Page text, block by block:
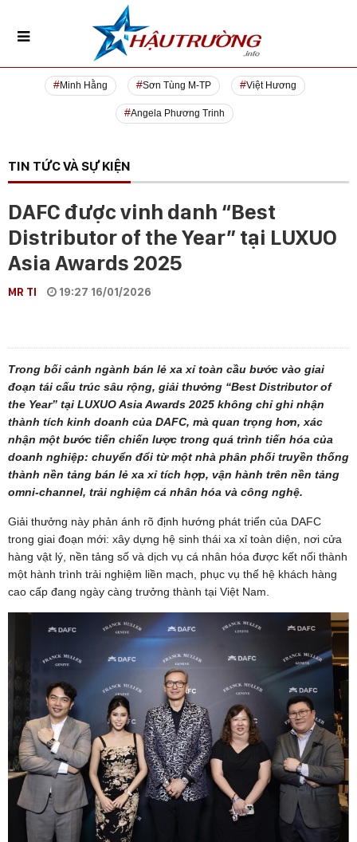
Minh Hằng Sơn Tùng M-TP Việt Hương
Angela Phương Trinh
TIN TỨC VÀ SỰ KIỆN
DAFC được vinh danh “Best
Distributor of the Year” tại LUXUO
Asia Awards 2025
MR TI 19:27 16/01/2026
Trong bối cảnh ngành bán lẻ xa xỉ toàn cầu bước vào giai
đoạn tái cấu trúc sâu rộng, giải thưởng “Best Distributor of
the Year” tại LUXUO Asia Awards 2025 không chỉ ghi nhận
thành tích kinh doanh của DAFC, mà quan trọng hơn, xác
nhận một bước tiến chiến lược trong quá trình tiến hóa của
doanh nghiệp: chuyển đổi từ một nhà phân phối truyền thống
thành nền tảng bán lẻ xa xỉ tích hợp, vận hành trên nền tảng
omni-channel, trải nghiệm cá nhân hóa và công nghệ.
Giải thưởng này phản ánh rõ định hướng phát triển của DAFC
trong giai đoạn mới: xây dựng hệ sinh thái xa xỉ toàn diện, nơi cửa
hàng vật lý, nền tảng số và dịch vụ cá nhân hóa được kết nối thành
một hành trình trải nghiệm liền mạch, phục vụ thế hệ khách hàng
cao cấp đang ngày càng trưởng thành tại Việt Nam.